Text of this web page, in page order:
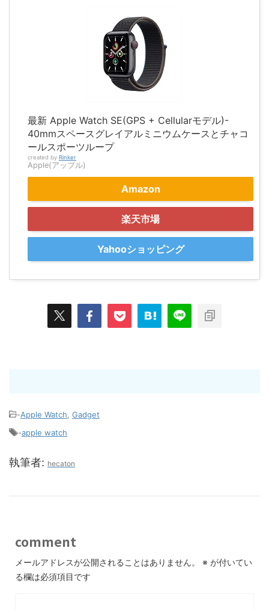
最新 Apple Watch SE(GPS + Cellularモデル)-
40mmスペースグレイアルミニウムケースとチャコ
ールスポーツループ
created by Rinker
Apple(アップル)
Amazon
楽天市場
Yahooショッピング
-Apple Watch Gadget
-apple watch
執筆者: hecaton
comment
メールアドレスが公開されることはありません。 ※ が付いてい
る欄は必須項目です